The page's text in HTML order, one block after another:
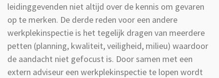
leidinggevenden niet altijd over de kennis om gevaren
op te merken. De derde reden voor een andere
werkplekinspectie is het tegelijk dragen van meerdere
petten (planning, kwaliteit, veiligheid, milieu) waardoor
de aandacht niet gefocust is. Door samen met een
extern adviseur een werkplekinspectie te lopen wordt